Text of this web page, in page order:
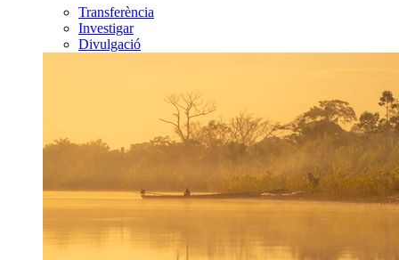
Transferència
Investigar
Divulgació